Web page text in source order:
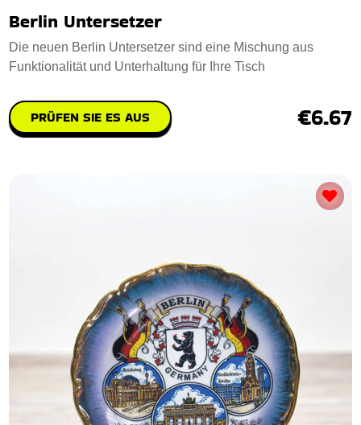
Berlin Untersetzer
Die neuen Berlin Untersetzer sind eine Mischung aus
Funktionalität und Unterhaltung für Ihre Tisch
PRÜFEN SIE ES AUS €6.67